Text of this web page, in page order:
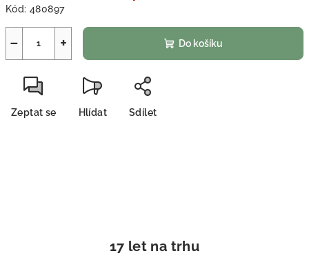
Kód: 480897
+
− Do košíku
Zeptat se Hlídat Sdílet
17 let na trhu